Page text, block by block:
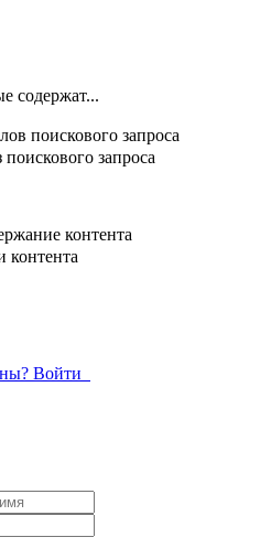
содержат...
поискового запроса
запроса
контента
контента
Войти